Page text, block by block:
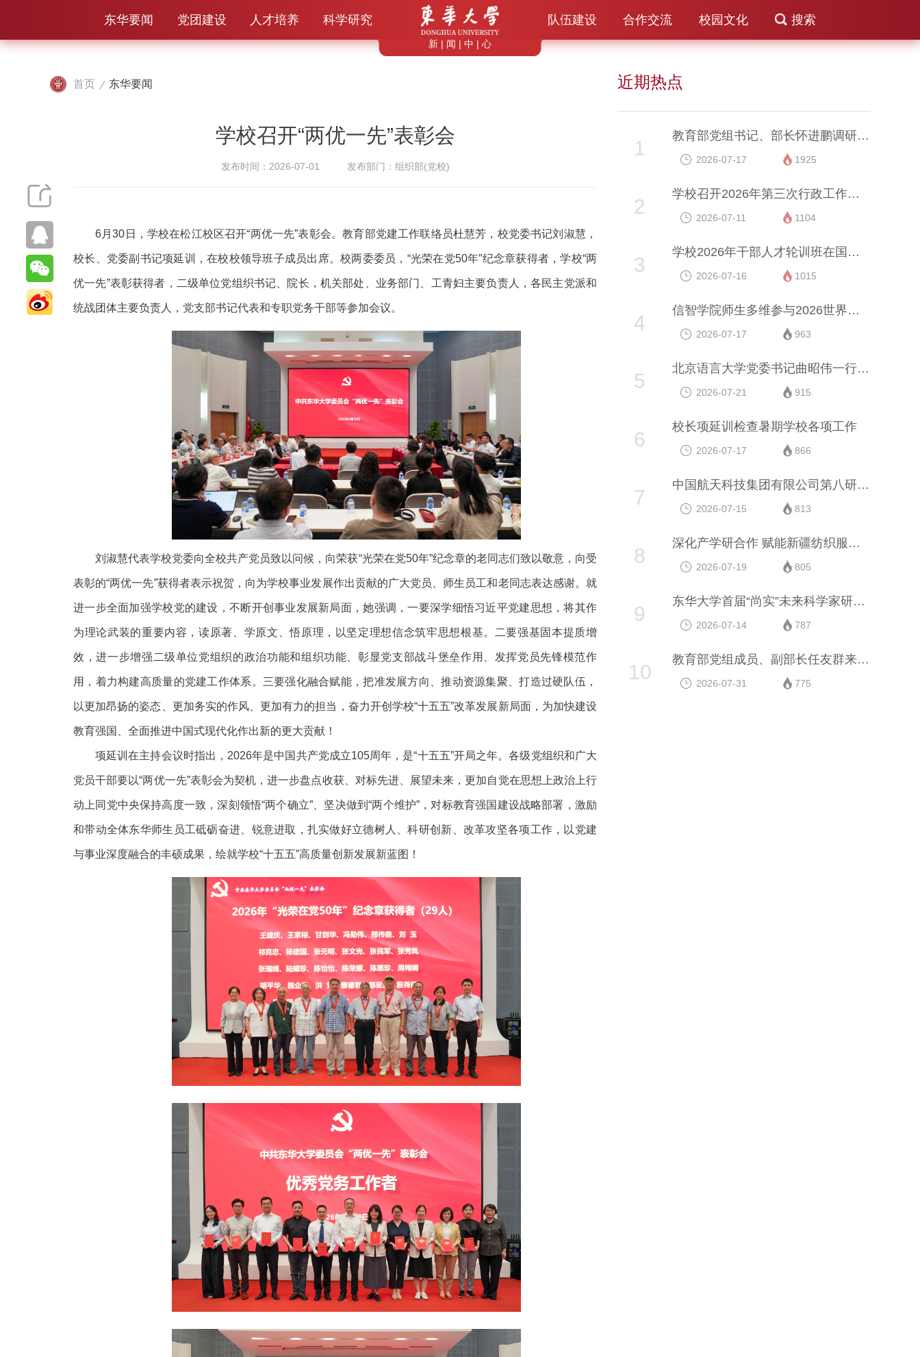
队伍建设 合作交流 校园文化 搜索
东华要闻 党团建设 人才培养 科学研究
新 | 闻 | 中 | 心
近期热点
首页 东华要闻
学校召开“两优一先”表彰会
发布时间：2026-07-01 发布部门：组织部(党校)
6月30日，学校在松江校区召开“两优一先”表彰会。教育部党建工作联络员杜慧芳，校党委书记刘淑慧，
校长、党委副书记项延训，在校校领导班子成员出席。校两委委员，“光荣在党50年”纪念章获得者，学校“两
优一先”表彰获得者，二级单位党组织书记、院长，机关部处、业务部门、工青妇主要负责人，各民主党派和
统战团体主要负责人，党支部书记代表和专职党务干部等参加会议。
刘淑慧代表学校党委向全校共产党员致以问候，向荣获“光荣在党50年”纪念章的老同志们致以敬意，向受
表彰的“两优一先”获得者表示祝贺，向为学校事业发展作出贡献的广大党员、师生员工和老同志表达感谢。就
进一步全面加强学校党的建设，不断开创事业发展新局面，她强调，一要深学细悟习近平党建思想，将其作
为理论武装的重要内容，读原著、学原文、悟原理，以坚定理想信念筑牢思想根基。二要强基固本提质增
效，进一步增强二级单位党组织的政治功能和组织功能、彰显党支部战斗堡垒作用、发挥党员先锋模范作
用，着力构建高质量的党建工作体系。三要强化融合赋能，把准发展方向、推动资源集聚、打造过硬队伍，
以更加昂扬的姿态、更加务实的作风、更加有力的担当，奋力开创学校“十五五”改革发展新局面，为加快建设
教育强国、全面推进中国式现代化作出新的更大贡献！
项延训在主持会议时指出，2026年是中国共产党成立105周年，是“十五五”开局之年。各级党组织和广大
党员干部要以“两优一先”表彰会为契机，进一步盘点收获、对标先进、展望未来，更加自觉在思想上政治上行
动上同党中央保持高度一致，深刻领悟“两个确立”、坚决做到“两个维护”，对标教育强国建设战略部署，激励
和带动全体东华师生员工砥砺奋进、锐意进取，扎实做好立德树人、科研创新、改革攻坚各项工作，以党建
与事业深度融合的丰硕成果，绘就学校“十五五”高质量创新发展新蓝图！